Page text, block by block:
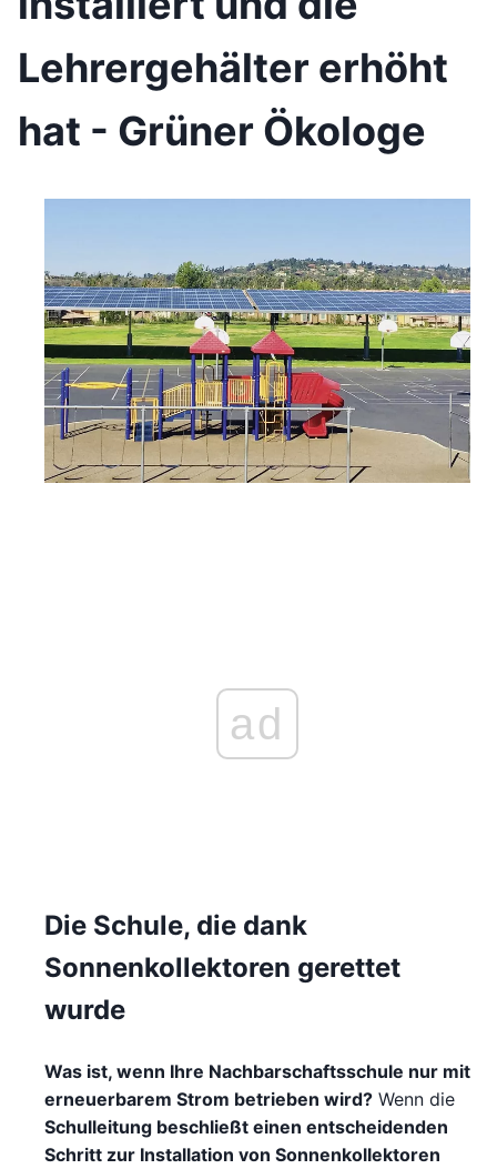
Lehrergehälter erhöht
hat - Grüner Ökologe
ad
Die Schule, die dank
Sonnenkollektoren gerettet
wurde
Was ist, wenn Ihre Nachbarschaftsschule nur mit
erneuerbarem Strom betrieben wird? Wenn die
Schulleitung beschließt einen entscheidenden
Schritt zur Installation von Sonnenkollektoren